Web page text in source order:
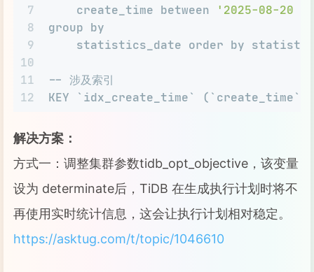
7
8
9
10
11
12
    create_time between
'2025-08-20
group by
statistics_date order by
-- 涉及索引
KEY `idx_create_time` (`create_time`)
解决方案：
方式一：调整集群参数tidb_opt_objective，该变量
设为 determinate后，TiDB 在生成执行计划时将不
再使用实时统计信息，这会让执行计划相对稳定。
https://asktug.com/t/topic/1046610